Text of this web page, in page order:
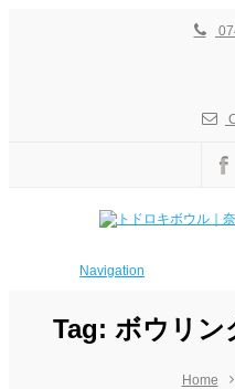
Navigation
Tag: ボウリン
Home